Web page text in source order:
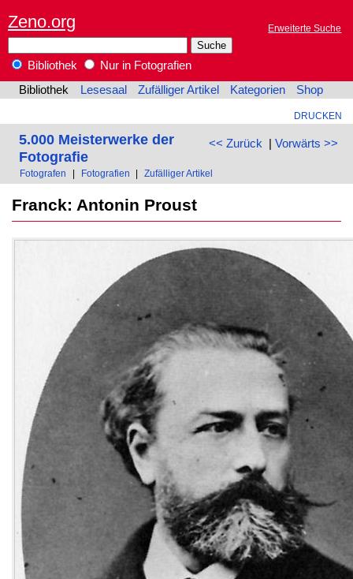
Zeno.org Erweiterte Suche
Bibliothek
Nur in Fotografien
Bibliothek
Lesesaal Zufälliger Artikel Kategorien Shop
DRUCKEN
<< Zurück | Vorwärts >>
5.000 Meisterwerke der
Fotografie
Fotografen Fotografien Zufälliger Artikel
Franck: Antonin Proust